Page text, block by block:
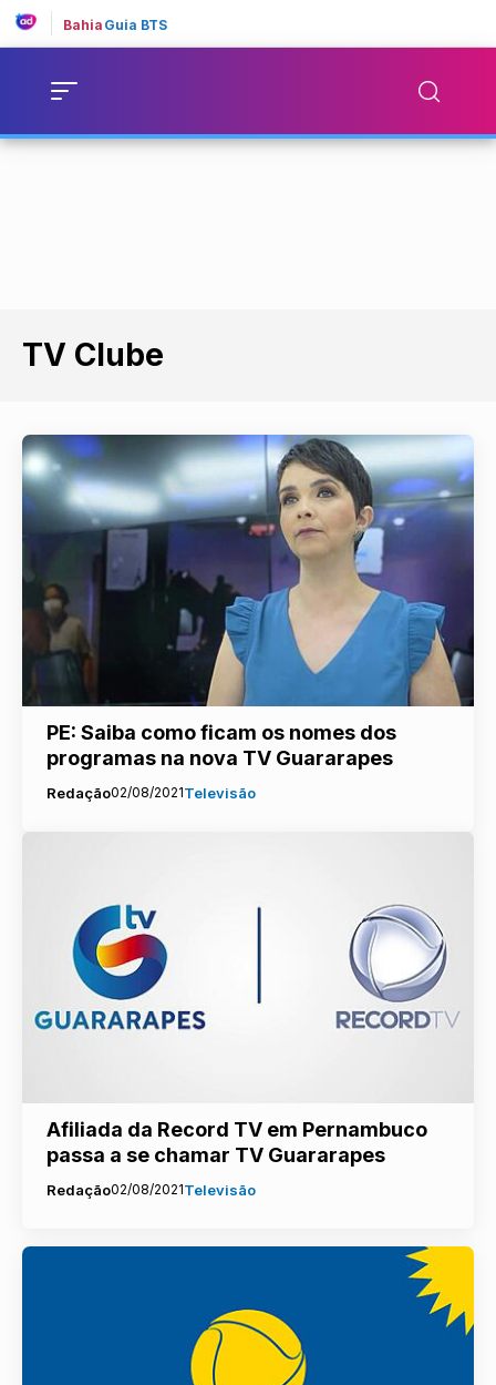
Bahia Guia BTS
TV Clube
PE: Saiba como ficam os nomes dos
programas na nova TV Guararapes
Redação02/08/2021Televisão
Afiliada da Record TV em Pernambuco
passa a se chamar TV Guararapes
Redação02/08/2021Televisão